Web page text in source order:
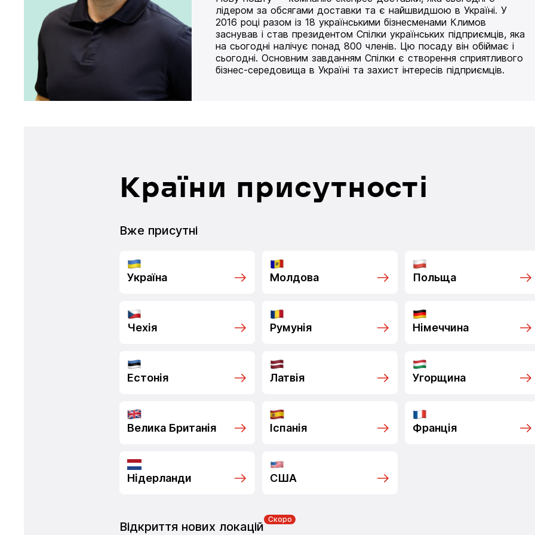
лідером за обсягами доставки та є найшвидшою в Україні. У
2016 році разом із 18 українськими бізнесменами Климов
заснував і став президентом Спілки українських підприємців, яка
на сьогодні налічує понад 800 членів. Цю посаду він обіймає і
сьогодні. Основним завданням Спілки є створення сприятливого
бізнес-середовища в Україні та захист інтересів підприємців.
Країни присутності
Вже присутні
Україна Молдова Польща
Чехія Румунія Німеччина
Естонія Латвія Угорщина
Велика Британія Іспанія Франція
Нідерланди США
Відкриття нових локацій
Скоро